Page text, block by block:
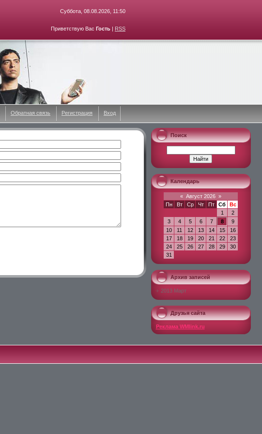
Суббота, 08.08.2026, 11:50
Приветствую Вас Гость | RSS
Обратная связь Регистрация Вход
Поиск
Календарь
« Август 2026 »
Пн
Вт Ср Чт Пт Сб
Вс
1
2
3
4 5 6 7 8
9
10
11 12 13 14 15
16
17
18 19 20 21 22
23
24
25 26 27 28 29
30
31
Архив записей
2013 Март
Друзья сайта
Реклама WMlink.ru